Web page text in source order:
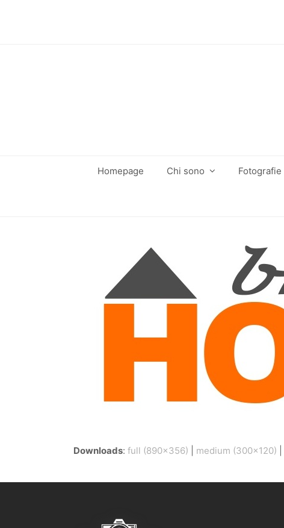
Homepage Chi sono Fotografie
Downloads: full (890x356) medium (300x120)